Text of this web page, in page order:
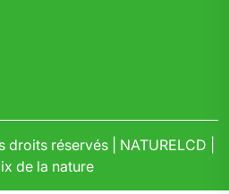
réservés | NATURELCD |
de la nature